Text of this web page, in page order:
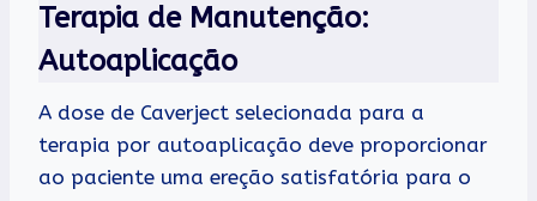
Terapia de Manutenção:
Autoaplicação
A dose de Caverject selecionada para a
terapia por autoaplicação deve proporcionar
ao paciente uma ereção satisfatória para o